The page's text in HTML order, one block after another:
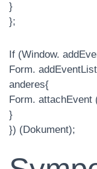
}
};
If (Window.
Form.
anderes{
Form. attachEvent
}
}) (Dokument);